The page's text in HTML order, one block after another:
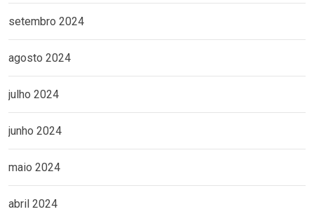
setembro 2024
agosto 2024
julho 2024
junho 2024
maio 2024
abril 2024